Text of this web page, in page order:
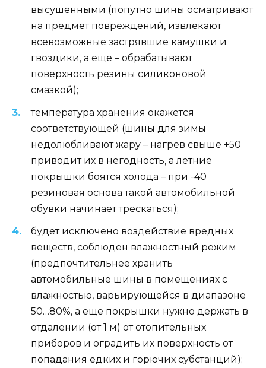
высушенными (попутно шины осматривают
на предмет повреждений, извлекают
всевозможные застрявшие камушки и
гвоздики, а еще – обрабатывают
поверхность резины силиконовой
смазкой);
температура хранения окажется
соответствующей (шины для зимы
недолюбливают жару – нагрев свыше +50
приводит их в негодность, а летние
покрышки боятся холода – при -40
резиновая основа такой автомобильной
обувки начинает трескаться);
будет исключено воздействие вредных
веществ, соблюден влажностный режим
(предпочтительнее хранить
автомобильные шины в помещениях с
влажностью, варьирующейся в диапазоне
50…80%, а еще покрышки нужно держать в
отдалении (от 1 м) от отопительных
приборов и оградить их поверхность от
попадания едких и горючих субстанций);